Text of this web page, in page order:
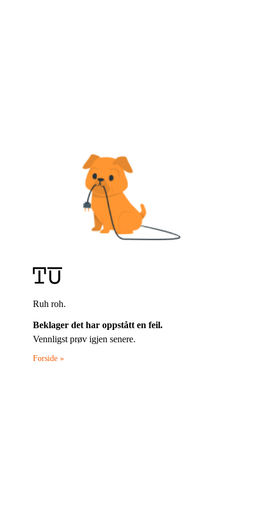
Ruh roh.
Beklager det har oppstått en feil.
Vennligst prøv igjen senere.
Forside »